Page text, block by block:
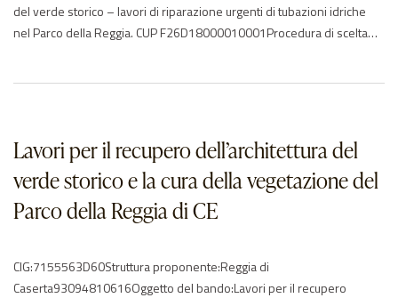
del verde storico – lavori di riparazione urgenti di tubazioni idriche
nel Parco della Reggia. CUP F26D18000010001Procedura di scelta
degli operatori partecipantiEurogiardinaggio Nicola…
Lavori per il recupero dell’architettura del
verde storico e la cura della vegetazione del
Parco della Reggia di CE
CIG:7155563D60Struttura proponente:Reggia di
Caserta93094810616Oggetto del bando:Lavori per il recupero